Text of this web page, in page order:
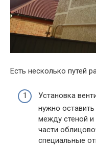
Есть несколько путей
Установка
нужно
между стеной
части
специальные